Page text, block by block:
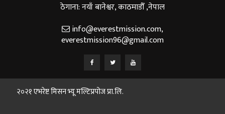
ठेगाना: नयाँ बानेश्वर, काठमाडौँ ,नेपाल
info@everestmission.com,
everestmission96@gmail.com
२०२१ एभरेष्ट मिसन भ्यू मल्टिप्रपोज प्रा.लि.